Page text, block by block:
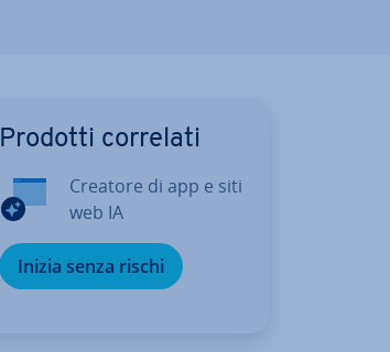
Prodotti correlati
Creatore di app e siti
web IA
Inizia senza rischi